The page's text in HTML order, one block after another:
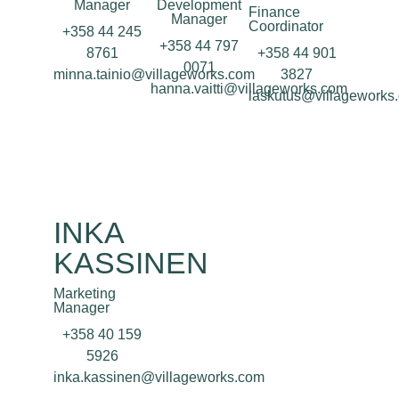
Manager
+358 44 245
8761
minna.tainio@villageworks.com
Development
Manager
+358 44 797
0071
hanna.vaitti@villageworks.com
Finance
Coordinator
+358 44 901
3827
INKA
KASSINEN
Marketing
Manager
+358 40 159
5926
inka.kassinen@villageworks.com